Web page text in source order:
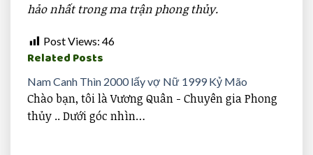
hảo nhất trong ma trận phong thủy.
Post Views: 46
Related Posts
Nam Canh Thìn 2000 lấy vợ Nữ 1999 Kỷ Mão
Chào bạn, tôi là Vương Quân - Chuyên gia Phong
thủy .. Dưới góc nhìn…